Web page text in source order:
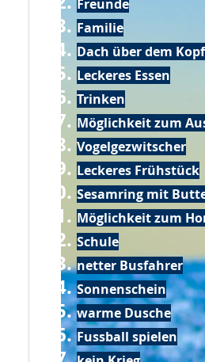
Freunde
Familie
Dach über dem Kopf
Leckeres Essen
Trinken
Möglichkeit zum
Vogelgezwitscher
Leckeres Frühstück
Sesamring mit
Möglichkeit zum
Schule
netter Busfahrer
Sonnenschein
warme Dusche
Fussball spielen